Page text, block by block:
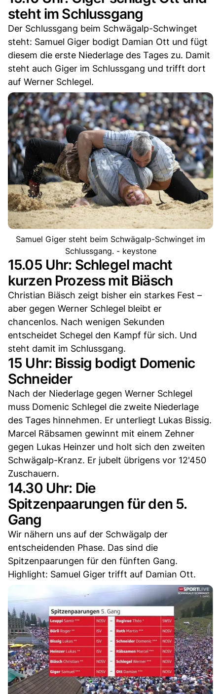
steht im Schlussgang
Der Schlussgang beim Schwägalp-Schwinget
steht: Samuel Giger bodigt Damian Ott und fügt
diesem die erste Niederlage des Tages zu. Damit
steht auch Giger im Schlussgang und trifft dort
auf Werner Schlegel.
Samuel Giger steht beim Schwägalp-Schwinget im
Schlussgang. - keystone
15.05 Uhr: Schlegel macht
kurzen Prozess mit Biäsch
Christian Biäsch zeigt bisher ein starkes Fest –
aber gegen Werner Schlegel bleibt er
chancenlos. Nach wenigen Sekunden
entscheidet Schegel den Kampf für sich. Und
steht damit im Schlussgang.
15 Uhr: Bissig bodigt Domenic
Schneider
Nach der Niederlage gegen Werner Schlegel
muss Domenic Schlegel die zweite Niederlage
des Tages hinnehmen. Er unterliegt Lukas Bissig.
Marcel Räbsamen gewinnt mit einem Zehner
gegen Lukas Heinzer und holt sich den zweiten
Schwägalp-Kranz. Er jubelt übrigens vor 12'450
Zuschauern.
14.30 Uhr: Die
Spitzenpaarungen für den 5.
Gang
Wir nähern uns auf der Schwägalp der
entscheidenden Phase. Das sind die
Spitzenpaarungen für den fünften Gang.
Highlight: Samuel Giger trifft auf Damian Ott.